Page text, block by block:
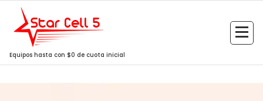
Saltar
contenido
Equipos hasta con $0 de cuota inicial